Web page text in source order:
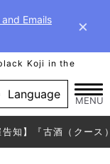
Emails
×
Koji in the
Language MENU
告知】『古酒（クー